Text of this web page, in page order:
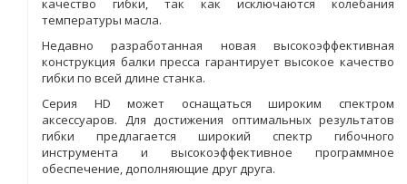
температуры масла.
Недавно разработанная новая высокоэффективная
конструкция балки пресса гарантирует высокое качество
гибки по всей длине станка.
Серия HD может оснащаться широким спектром
аксессуаров. Для достижения оптимальных результатов
гибки предлагается широкий спектр гибочного
инструмента и высокоэффективное программное
обеспечение, дополняющие друг друга.